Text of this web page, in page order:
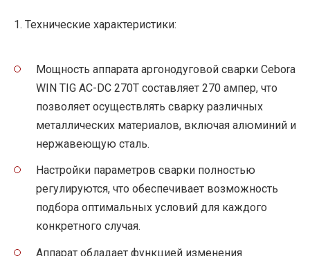
1. Технические характеристики:
Мощность аппарата аргонодуговой сварки Cebora
WIN TIG AC-DC 270T составляет 270 ампер, что
позволяет осуществлять сварку различных
металлических материалов, включая алюминий и
нержавеющую сталь.
Настройки параметров сварки полностью
регулируются, что обеспечивает возможность
подбора оптимальных условий для каждого
конкретного случая.
Аппарат обладает функцией изменения